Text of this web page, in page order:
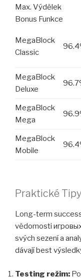
Max. Výdělek
Bonus Funkce
MegaBlock
Classic
MegaBlock
Deluxe
MegaBlock
Mega
MegaBlock
Mobile
Praktické
Long-term
vědomosti
svých sezení a
dávají best
Testing režim: